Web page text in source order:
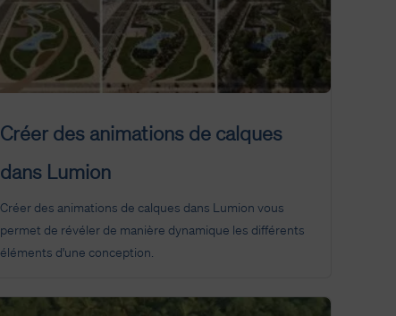
Créer des animations de calques
dans Lumion
Créer des animations de calques dans Lumion vous
permet de révéler de manière dynamique les différents
éléments d'une conception.